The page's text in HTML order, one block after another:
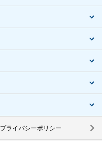
プライバシーポリシー